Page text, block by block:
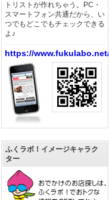
トリストが作れちゃう。PC・
スマートフォン共通だから、い
つでもどこでもチェックできる
よ♪
https://www.fukulabo.net/
ふくラボ！イメージキャラク
ター